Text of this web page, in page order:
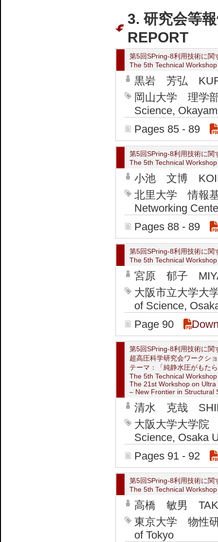
3. 研究会等
REPORT
第5回SPring-8利用技術に関
The 5th Technical
黒岩 芳弘
岡山大学 理学
Science,
Pages 85 - 89
第5回SPring-8利用技術に関
The 5th Technical
小池 文博
北里大学 情報
Networking
Pages 88 - 89
第5回SPring-8利用技術に関
The 5th Technical
宮原 郁子
大阪市立大学
of Science,
Page 90
第5回SPring-8利用技術に関
超高圧科学研究会ワークシ
テーマ：「純静水圧がもた
The 5th Technical
The 21st Workshop on
– New Frontier in Structural
清水 克哉
大阪大学大学院
Science, Osaka
Pages 91 - 92
第5回SPring-8利用技術に関
The 5th Technical
高橋 敏男
東京大学 物性
of Tokyo